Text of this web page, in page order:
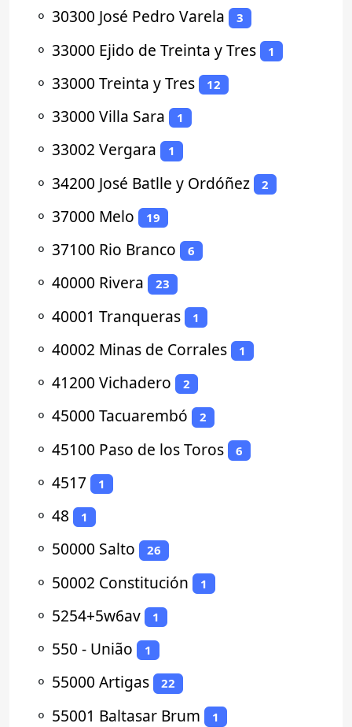
⚬ 30300 José Pedro Varela 3
⚬ 33000 Ejido de Treinta y Tres 1
⚬ 33000 Treinta y Tres 12
⚬ 33000 Villa Sara 1
⚬ 33002 Vergara 1
⚬ 34200 José Batlle y Ordóñez 2
⚬ 37000 Melo 19
⚬ 37100 Rio Branco 6
⚬ 40000 Rivera 23
⚬ 40001 Tranqueras 1
⚬ 40002 Minas de Corrales 1
⚬ 41200 Vichadero 2
⚬ 45000 Tacuarembó 2
⚬ 45100 Paso de los Toros 6
⚬ 4517 1
⚬ 48 1
⚬ 50000 Salto 26
⚬ 50002 Constitución 1
⚬ 5254+5w6av 1
⚬ 550 - União 1
⚬ 55000 Artigas 22
⚬ 55001 Baltasar Brum 1